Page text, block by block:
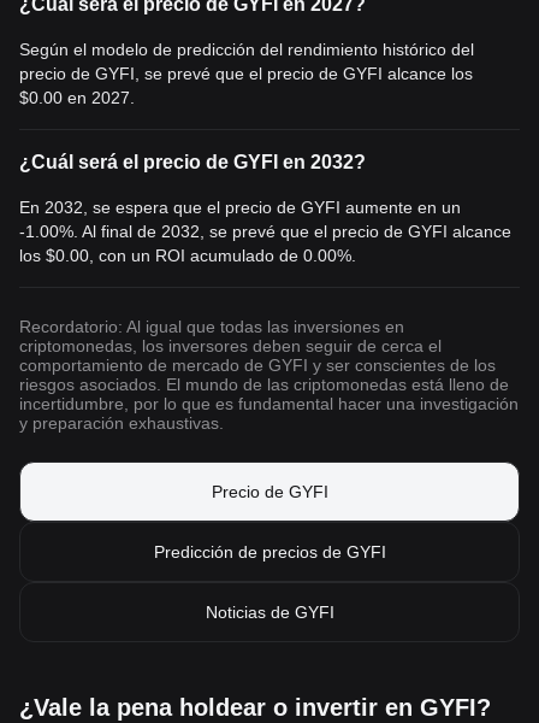
¿Cuál será el precio de GYFI en 2027?
Según el modelo de predicción del rendimiento histórico del
precio de GYFI, se prevé que el precio de GYFI alcance los
$0.00 en 2027.
¿Cuál será el precio de GYFI en 2032?
En 2032, se espera que el precio de GYFI aumente en un
-1.00%. Al final de 2032, se prevé que el precio de GYFI alcance
los $0.00 , con un ROI acumulado de 0.00%.
Recordatorio: Al igual que todas las inversiones en
criptomonedas, los inversores deben seguir de cerca el
comportamiento de mercado de GYFI y ser conscientes de los
riesgos asociados. El mundo de las criptomonedas está lleno de
incertidumbre, por lo que es fundamental hacer una investigación
y preparación exhaustivas.
Precio de GYFI
Predicción de precios de GYFI
Noticias de GYFI
¿Vale la pena holdear o invertir en GYFI?